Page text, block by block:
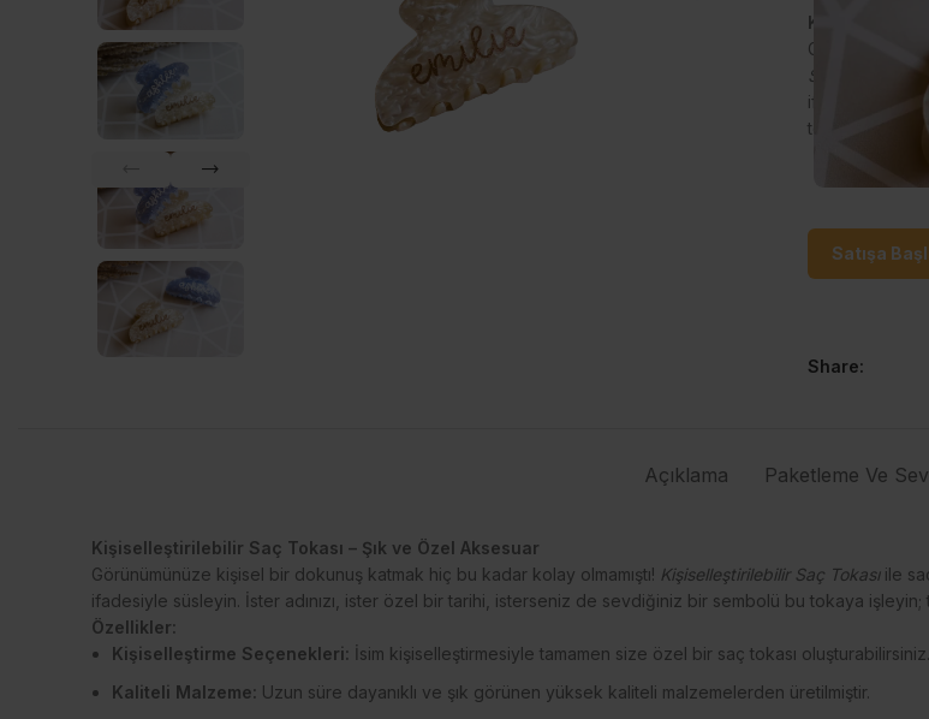
Saç Tokası
ile
ifadesiyle
tokaya işleyin;
Satışa
Share:
Açıklama Paketleme Ve
Kişiselleştirilebilir Saç Tokası – Şık ve Özel Aksesuar
Görünümünüze kişisel bir dokunuş katmak hiç bu kadar kolay olmamıştı! Kişiselleştirilebilir Saç Tokasıile
ifadesiyle süsleyin. İster adınızı, ister özel bir tarihi, isterseniz de sevdiğiniz bir sembolü bu tokaya
Özellikler:
Kişiselleştirme Seçenekleri:
İsim kişiselleştirmesiyle tamamen size özel bir saç tokası oluşturabilirsiniz.
Kaliteli Malzeme: Uzun süre dayanıklı ve şık görünen yüksek kaliteli malzemelerden üretilmiştir.